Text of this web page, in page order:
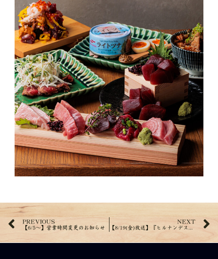
PREVIOUS
【6/5～】営業時間変更のお知らせ
NEXT
【8/19(金)放送】『ヒルナンデス！』で紹介されました！